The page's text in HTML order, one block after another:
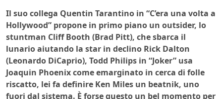
Il suo collega Quentin Tarantino in “C’era una volta a
Hollywood” propone in primo piano un outsider, lo
stuntman Cliff Booth (Brad Pitt), che sbarca il
lunario aiutando la star in declino Rick Dalton
(Leonardo DiCaprio), Todd Philips in “Joker” usa
Joaquin Phoenix come emarginato in cerca di folle
riscatto, lei fa definire Ken Miles un beatnik, uno
fuori dal sistema. È forse questo un bel momento per